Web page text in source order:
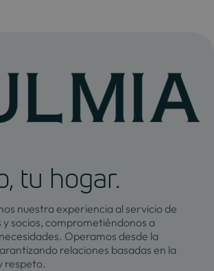
tu hogar.
nuestra experiencia al servicio de
y socios, comprometiéndonos a
Operamos desde la
relaciones basadas en la
respeto.